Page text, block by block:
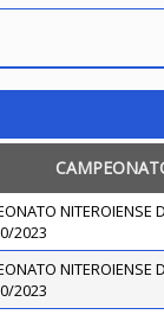
NITEROIENSE
2023
NITEROIENSE
2023